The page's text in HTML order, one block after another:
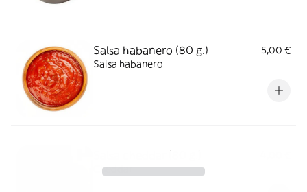
Salsa habanero (80 g.)
5,00 €
Salsa habanero
Salsa cheddar (80 g.)
Cheddar